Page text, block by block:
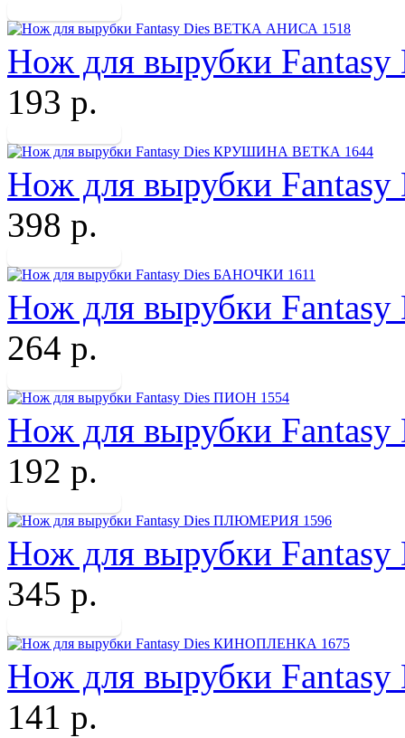
Нож для вырубки
193 р.
Нож для вырубки
398 р.
Нож для вырубки
264 р.
Нож для вырубки
192 р.
Нож для вырубки
345 р.
Нож для вырубки
141 р.